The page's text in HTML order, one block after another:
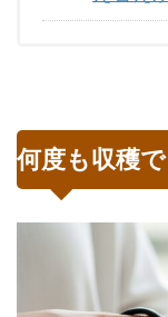
何度も収穫